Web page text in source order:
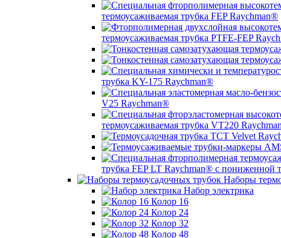
термоусаживаемая трубка FEP Raychman®
термоусаживаемая трубка PTFE-FEP
трубка KY-175 Raychman®
V25 Raychman®
термоусаживаемая трубка VT220
трубка FEP LT Raychman® с пониженной
Наборы
Набор электрика
Колор 16
Колор 24
Колор 32
Колор 48